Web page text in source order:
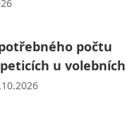
počtu
u volebních